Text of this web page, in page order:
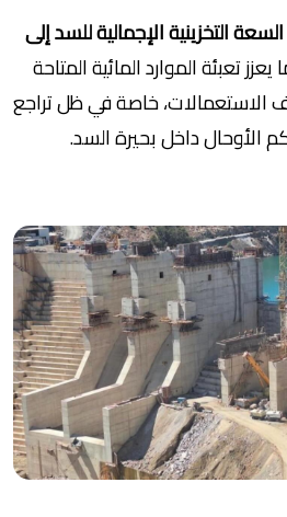
التخزينية الإجمالية للسد إلى
يعزز تعبئة الموارد المائية المتاحة
الاستعمالات، خاصة في ظل تراجع
الأوحال داخل بحيرة السد.